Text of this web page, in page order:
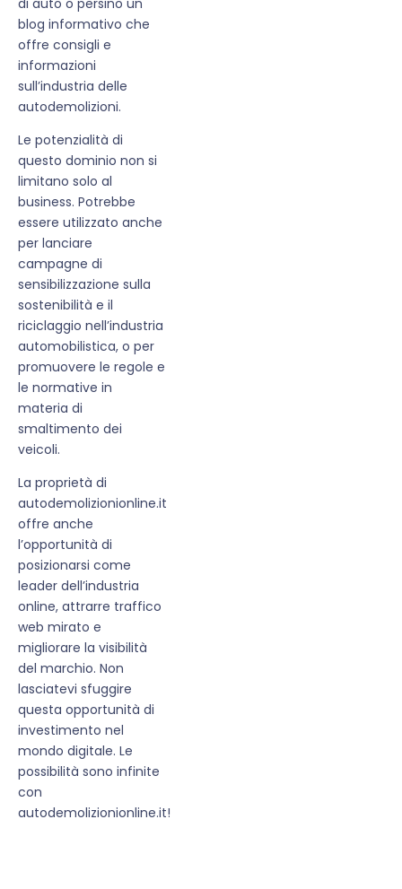
blog informativo che
offre consigli e
informazioni
sull’industria delle
autodemolizioni.
Le potenzialità di
questo dominio non si
limitano solo al
business. Potrebbe
essere utilizzato anche
per lanciare
campagne di
sensibilizzazione sulla
sostenibilità e il
riciclaggio nell’industria
automobilistica, o per
promuovere le regole e
le normative in
materia di
smaltimento dei
veicoli.
La proprietà di
autodemolizionionline.it
offre anche
l’opportunità di
posizionarsi come
leader dell’industria
online, attrarre traffico
web mirato e
migliorare la visibilità
del marchio. Non
lasciatevi sfuggire
questa opportunità di
investimento nel
mondo digitale. Le
possibilità sono infinite
con
autodemolizionionline.it!